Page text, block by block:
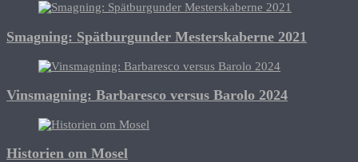
Smagning: Spätburgunder Mesterskaberne 2021
Vinsmagning: Barbaresco versus Barolo 2024
Historien om Mosel